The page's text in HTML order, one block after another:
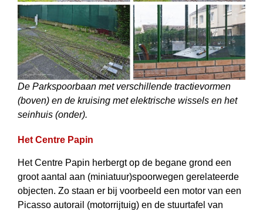
De Parkspoorbaan met verschillende tractievormen
(boven) en de kruising met elektrische wissels en het
seinhuis (onder).
Het Centre Papin
Het Centre Papin herbergt op de begane grond een
groot aantal aan (miniatuur­)spoorwegen gerelateerde
objecten. Zo staan er bij voorbeeld een motor van een
Picasso autorail (motorrijtuig) en de stuurtafel van